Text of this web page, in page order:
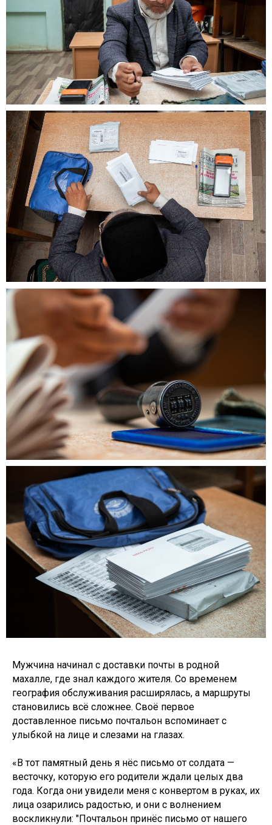
Мужчина начинал с доставки почты в родной
махалле, где знал каждого жителя. Со временем
география обслуживания расширялась, а маршруты
становились всё сложнее. Своё первое
доставленное письмо почтальон вспоминает с
улыбкой на лице и слезами на глазах.
«В тот памятный день я нёс письмо от солдата —
весточку, которую его родители ждали целых два
года. Когда они увидели меня с конвертом в руках, их
лица озарились радостью, и они с волнением
воскликнули: "Почтальон принёс письмо от нашего